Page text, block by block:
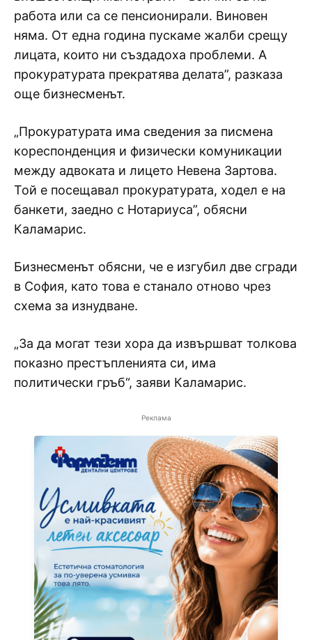
работа или са се пенсионирали. Виновен
няма. От една година пускаме жалби срещу
лицата, които ни създадоха проблеми. А
прокуратурата прекратява делата”, разказа
още бизнесменът.
„Прокуратурата има сведения за писмена
кореспонденция и физически комуникации
между адвоката и лицето Невена Зартова.
Той е посещавал прокуратурата, ходел е на
банкети, заедно с Нотариуса”, обясни
Каламарис.
Бизнесменът обясни, че е изгубил две сгради
в София, като това е станало отново чрез
схема за изнудване.
„За да могат тези хора да извършват толкова
показно престъпленията си, има
политически гръб“, заяви Каламарис.
Реклама